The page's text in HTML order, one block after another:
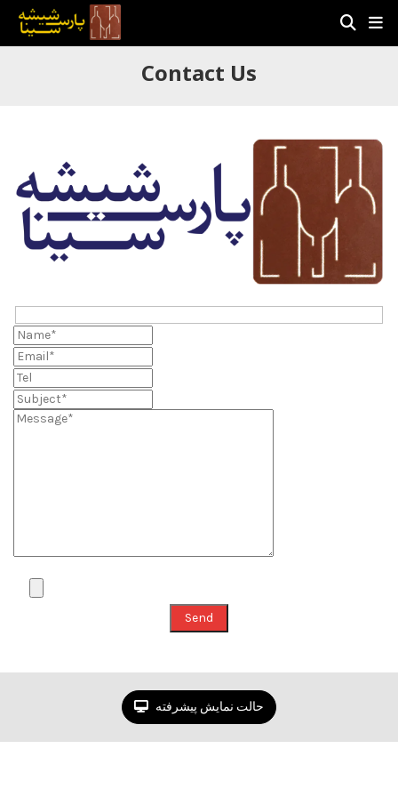
Contact Us
حالت نمایش پیشرفته